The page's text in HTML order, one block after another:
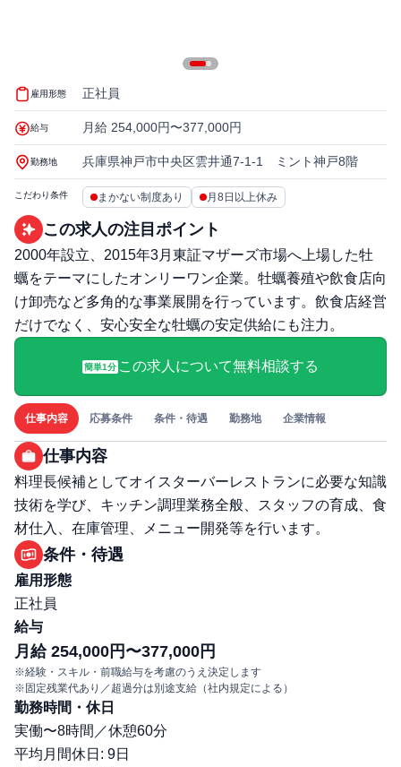
雇用形態 正社員
給与 月給 254,000円〜377,000円
勤務地 兵庫県神戸市中央区雲井通7-1-1 ミント神戸8階
こだわり条件 まかない制度あり 月8日以上休み
この求人の注目ポイント
2000年設立、2015年3月東証マザーズ市場へ上場した牡
蠣をテーマにしたオンリーワン企業。牡蠣養殖や飲食店向
け卸売など多角的な事業展開を行っています。飲食店経営
だけでなく、安心安全な牡蠣の安定供給にも注力。
簡単1分 この求人について無料相談する
仕事内容 応募条件 条件・待遇 勤務地 企業情報
仕事内容
料理長候補としてオイスターバーレストランに必要な知識
技術を学び、キッチン調理業務全般、スタッフの育成、食
材仕入、在庫管理、メニュー開発等を行います。
条件・待遇
雇用形態
正社員
給与
月給 254,000円〜377,000円
※経験・スキル・前職給与を考慮のうえ決定します
※固定残業代あり／超過分は別途支給（社内規定による）
勤務時間・休日
実働〜8時間／休憩60分
平均月間休日: 9日